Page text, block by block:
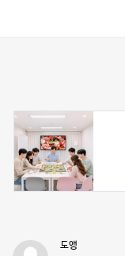
도앵